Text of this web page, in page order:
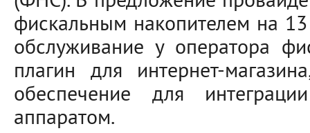
фискальным накопителем на
обслуживание у оператора
плагин для интернет-
обеспечение для
аппаратом.